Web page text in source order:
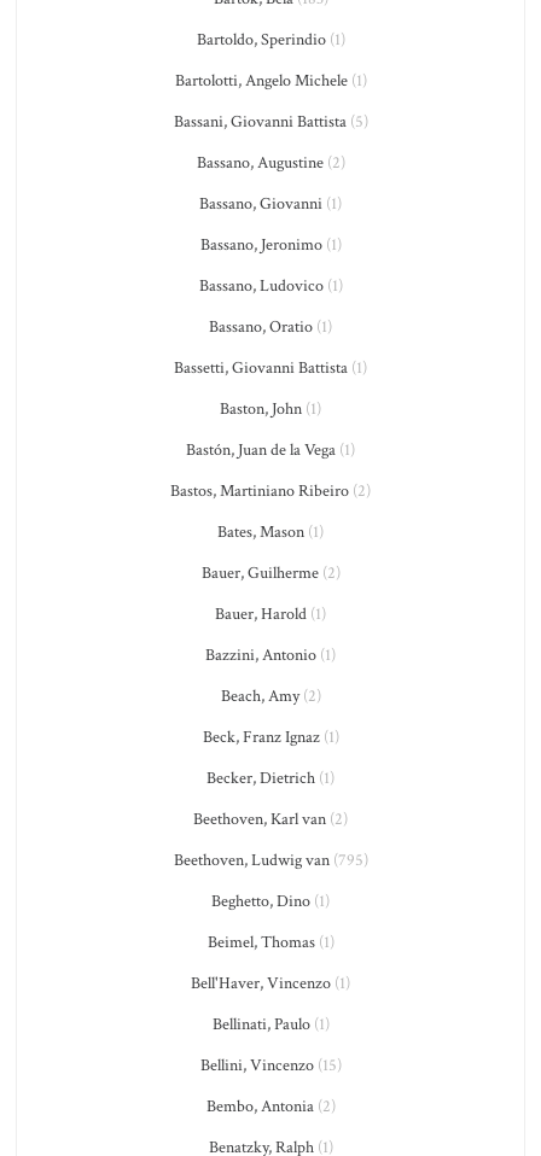
Bartoldo, Sperindio(1)
Bartolotti, Angelo Michele(1)
Bassani, Giovanni Battista(5)
Bassano, Augustine(2)
Bassano, Giovanni (1)
Bassano, Jeronimo(1)
Bassano, Ludovico(1)
Bassano, Oratio (1)
Bassetti, Giovanni Battista (1)
Baston, John (1)
Bastón, Juan de la Vega (1)
Bastos, Martiniano Ribeiro (2)
Bates, Mason (1)
Bauer, Guilherme(2)
Bauer, Harold (1)
Bazzini, Antonio (1)
Beach, Amy(2)
Beck, Franz Ignaz(1)
Becker, Dietrich (1)
Beethoven, Karl van (2)
Beethoven, Ludwig van(795)
Beghetto, Dino (1)
Beimel, Thomas(1)
Bell'Haver, Vincenzo (1)
Bellinati, Paulo(1)
Bellini, Vincenzo(15)
Bembo, Antonia(2)
Benatzky, Ralph(1)